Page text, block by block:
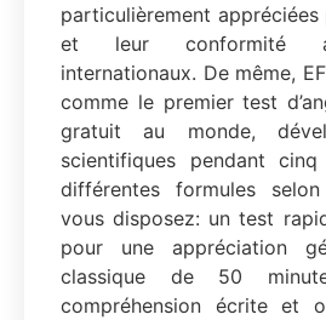
particulièrement
et leur conformité
internationaux. De même,
comme le premier test
gratuit au monde,
scientifiques pendant
différentes formules
vous disposez: un test
pour une appréciation
classique de 50
compréhension écrite et